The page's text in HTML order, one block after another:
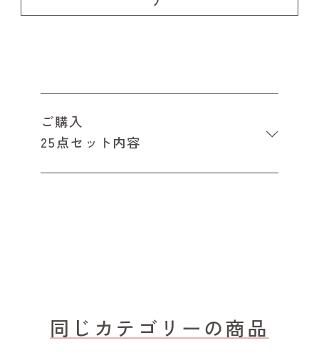
ご購入
25点セット内容
同じカテゴリーの商品